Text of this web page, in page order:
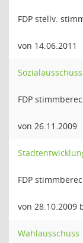
FDP stellv.
von 14.06.2011
Sozialausschuss
FDP
von 26.11.2009
FDP
von 28.10.2009
Wahlausschuss